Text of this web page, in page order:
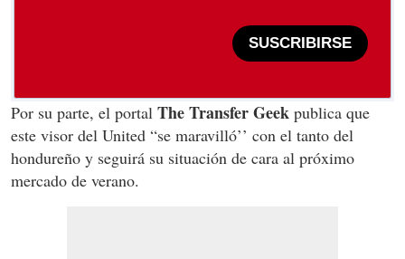
SUSCRIBIRSE
Por su parte, el portal The Transfer Geek publica que
este visor del United “se maravilló’’ con el tanto del
hondureño y seguirá su situación de cara al próximo
mercado de verano.